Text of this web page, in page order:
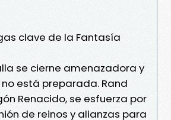
clave de la Fantasía
se cierne amenazadora y
está preparada. Rand
Renacido, se esfuerza por
de reinos y alianzas para